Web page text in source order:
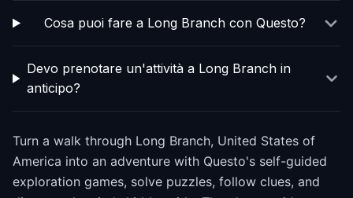
Cosa puoi fare a Long Branch con Questo?
Devo prenotare un'attività a Long Branch in
anticipo?
Turn a walk through Long Branch, United States of
America into an adventure with Questo's self-guided
exploration games, solve puzzles, follow clues, and